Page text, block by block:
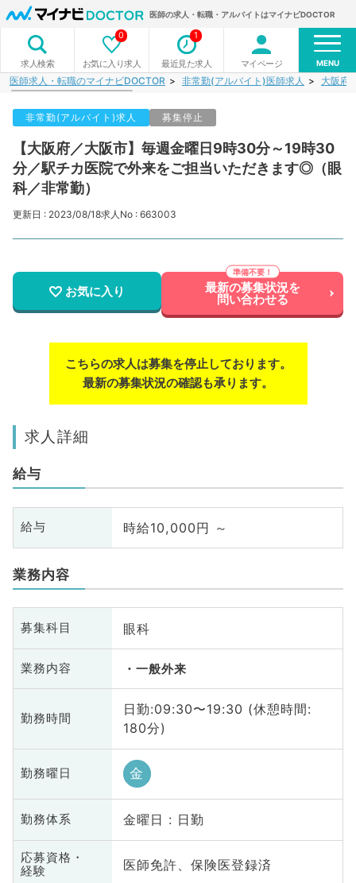
医師の求人・転職・アルバイトはマイナビDOCTOR
求人検索 お気に入り求人
0
最近見た求人
1
マイページ MENU
医師求人・転職のマイナビDOCTOR 非常勤(アルバイト)医師求人 大阪府
非常勤(アルバイト)求人 募集停止
【大阪府／大阪市】毎週金曜日9時30分～19時30
分／駅チカ医院で外来をご担当いただきます◎（眼
科／非常勤）
更新日 : 2023/08/18求人No : 663003
お気に入り 最新の募集状況を
問い合わせる
こちらの求人は募集を停止しております。
最新の募集状況の確認も承ります。
求人詳細
給与
給与 時給10,000円 ～
業務内容
募集科目 眼科
業務内容 一般外来
勤務時間
日勤:09:30〜19:30 (休憩時間:
180分)
勤務曜日 金
勤務体系 金曜日 : 日勤
応募資格・
経験
医師免許、保険医登録済